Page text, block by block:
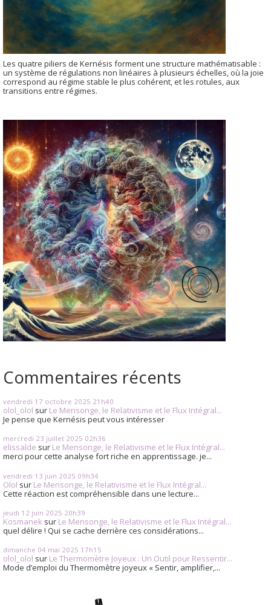
Les quatre piliers de Kernésis forment une structure mathématisable :
un système de régulations non linéaires à plusieurs échelles, où la joie
correspond au régime stable le plus cohérent, et les rotules, aux
transitions entre régimes.
Commentaires récents
vendredi 17 octobre 2025 21h40
olol_olol sur Le Mensonge, le Relativisme et le Flux Intégral...
Je pense que Kernésis peut vous intéresser
mercredi 23 juillet 2025 02h36
elissalde sur Le Mensonge, le Relativisme et le Flux Intégral...
merci pour cette analyse fort riche en apprentissage. je...
vendredi 13 juin 2025 09h34
Olol sur Le Mensonge, le Relativisme et le Flux Intégral...
Cette réaction est compréhensible dans une lecture...
jeudi 12 juin 2025 20h39
Kosmanek sur Le Mensonge, le Relativisme et le Flux Intégral...
quel délire ! Qui se cache derrière ces considérations...
dimanche 04 mai 2025 17h15
olol_olol sur Le Thermomètre Joyeux : Un Outil pour Ressentir...
Mode d’emploi du Thermomètre joyeux « Sentir, amplifier,...